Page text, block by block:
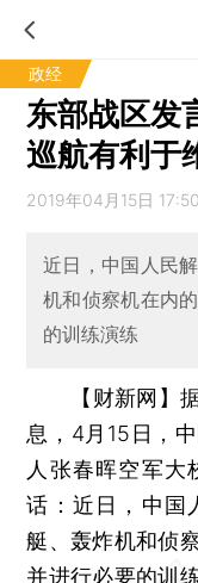
政经
东部战区发
巡航有利于
2019年04月15日 17:50
近日，中国人民
机和侦察机在内
的训练演练
【财新网】
息，4月15日，
人张春晖空军大
话：近日，中国
艇、轰炸机和侦
并进行必要的训